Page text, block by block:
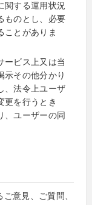
関する運用状況
ものとし、必要
ことがありま
ービス上又は当
示その他分かり
、法令上ユーザ
更を行うとき
、ユーザーの同
意見、ご質問、